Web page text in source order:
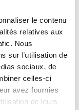
le contenu
relatives aux
Nous
sur l'utilisation de
sociaux, de
celles-ci
avez fournies
de leurs